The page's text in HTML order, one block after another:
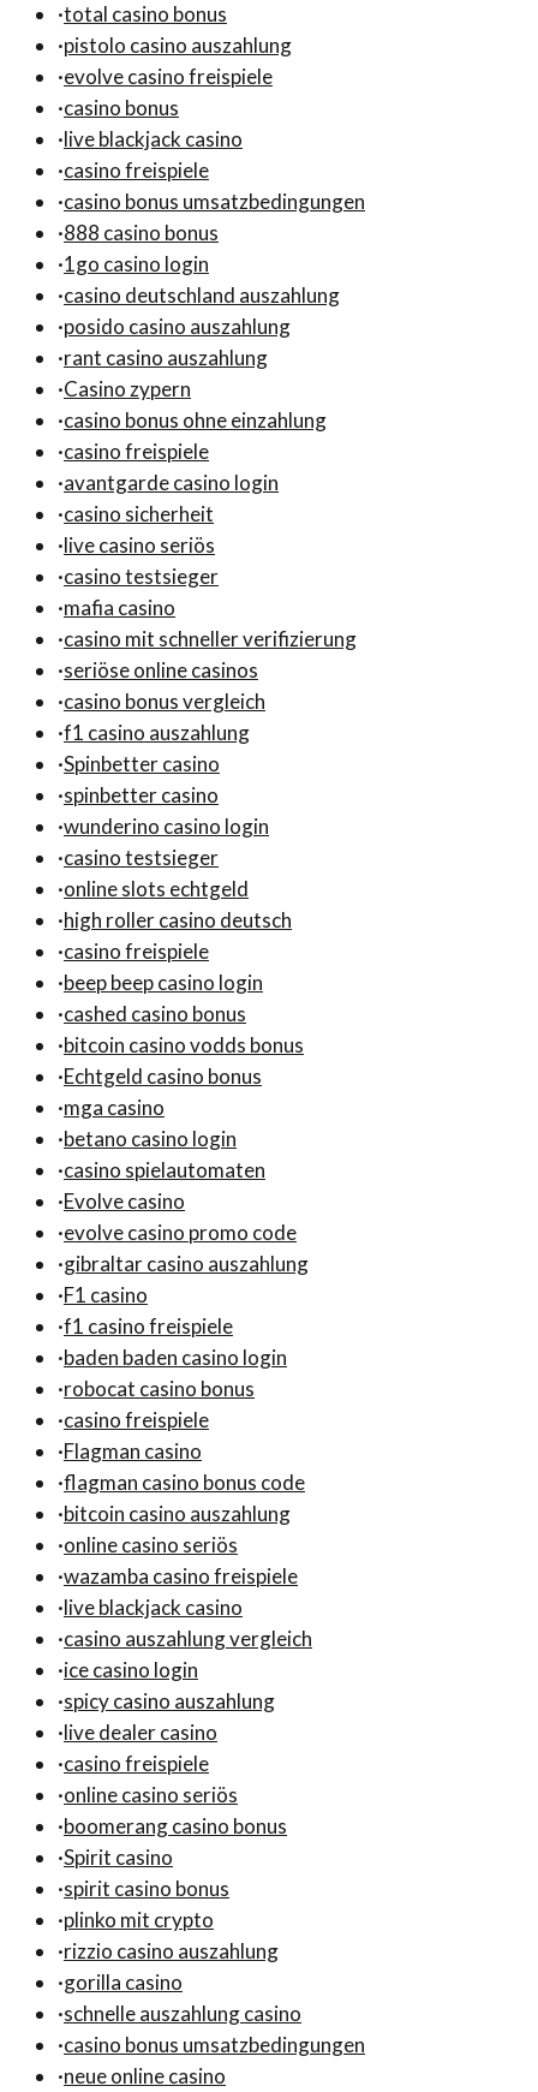
·total casino bonus
·pistolo casino auszahlung
·evolve casino freispiele
·casino bonus
·live blackjack casino
·casino freispiele
·casino bonus umsatzbedingungen
·888 casino bonus
·1go casino login
·casino deutschland auszahlung
·posido casino auszahlung
·rant casino auszahlung
·Casino zypern
·casino bonus ohne einzahlung
·casino freispiele
·avantgarde casino login
·casino sicherheit
·live casino seriös
·casino testsieger
·mafia casino
·casino mit schneller verifizierung
·seriöse online casinos
·casino bonus vergleich
·f1 casino auszahlung
·Spinbetter casino
·spinbetter casino
·wunderino casino login
·casino testsieger
·online slots echtgeld
·high roller casino deutsch
·casino freispiele
·beep beep casino login
·cashed casino bonus
·bitcoin casino vodds bonus
·Echtgeld casino bonus
·mga casino
·betano casino login
·casino spielautomaten
·Evolve casino
·evolve casino promo code
·gibraltar casino auszahlung
·F1 casino
·f1 casino freispiele
·baden baden casino login
·robocat casino bonus
·casino freispiele
·Flagman casino
·flagman casino bonus code
·bitcoin casino auszahlung
·online casino seriös
·wazamba casino freispiele
·live blackjack casino
·casino auszahlung vergleich
·ice casino login
·spicy casino auszahlung
·live dealer casino
·casino freispiele
·online casino seriös
·boomerang casino bonus
·Spirit casino
·spirit casino bonus
·plinko mit crypto
·rizzio casino auszahlung
·gorilla casino
·schnelle auszahlung casino
·casino bonus umsatzbedingungen
·neue online casino